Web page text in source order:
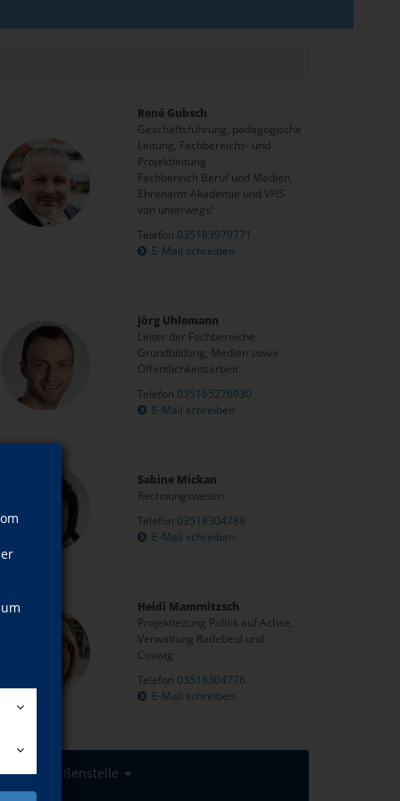
René Gubsch
Geschäftsführung, pädagogische
Leitung, Fachbereichs- und
Projektleitung
Fachbereich Beruf und Medien,
Ehrenamt-Akademie und VHS
von unterwegs!
Telefon 035183979771
E-Mail schreiben
Jörg Uhlemann
Leiter der Fachbereiche
Grundbildung, Medien sowie
Öffentlichkeitsarbeit
Telefon 035165276930
E-Mail schreiben
Sabine Mickan
Rechnungswesen
Telefon 03518304788
E-Mail schreiben
Heidi Mammitzsch
Projektleitung Politik auf Achse,
Verwaltung Radebeul und
Coswig
Telefon 03518304776
E-Mail schreiben
Außenstelle